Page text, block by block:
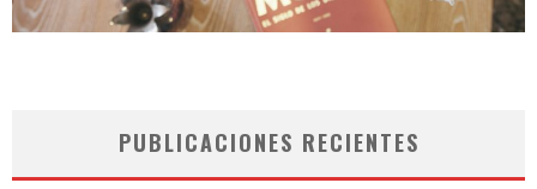
PUBLICACIONES RECIENTES